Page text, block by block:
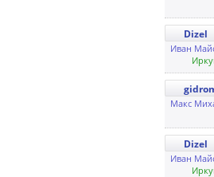
Dizel
Иван
Макс
Dizel
Иван